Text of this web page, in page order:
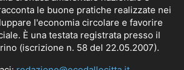
le buone pratiche realizzate nei
l'economia circolare e favorire
È una testata registrata presso il
(iscrizione n. 58 del 22.05.2007).